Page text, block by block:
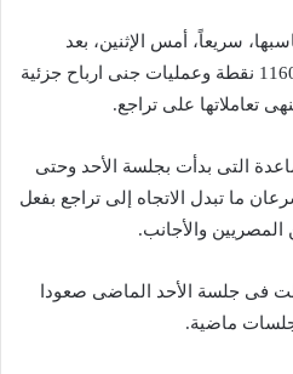
سريعاً، أمس الإثنين، بعد
اصطدامها بمستوى المقاومة 11600 نقطة وعمليات جنى ارباح جزئية
تعاملاتها على تراجع.
التى بدأت بجلسة الأحد وحتى
ما تبدل الاتجاه إلى تراجع بفعل
المصريين والأجانب.
فى جلسة الأحد الماضى صعودا